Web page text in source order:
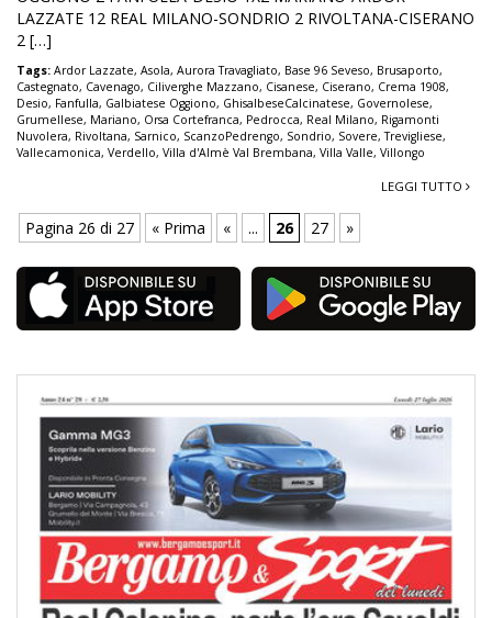
LAZZATE 12 REAL MILANO-SONDRIO 2 RIVOLTANA-CISERANO
2 […]
Tags: Ardor Lazzate, Asola, Aurora Travagliato, Base 96 Seveso, Brusaporto,
Castegnato, Cavenago, Ciliverghe Mazzano, Cisanese, Ciserano, Crema 1908,
Desio, Fanfulla, Galbiatese Oggiono, GhisalbeseCalcinatese, Governolese,
Grumellese, Mariano, Orsa Cortefranca, Pedrocca, Real Milano, Rigamonti
Nuvolera, Rivoltana, Sarnico, ScanzoPedrengo, Sondrio, Sovere,Trevigliese,
Vallecamonica, Verdello, Villa d'Almè Val Brembana, Villa Valle, Villongo
LEGGI TUTTO
Pagina 26 di 27 « Prima « ... 26 27 »